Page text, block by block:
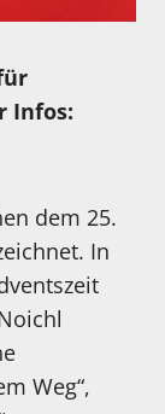
Infos:
dem 25.
In
Weg“,